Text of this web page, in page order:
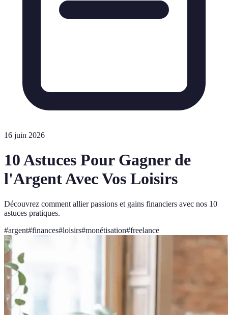
16 juin 2026
10 Astuces Pour Gagner de
l'Argent Avec Vos Loisirs
Découvrez comment allier passions et gains financiers avec nos 10
astuces pratiques.
#argent#finances#loisirs#monétisation#freelance